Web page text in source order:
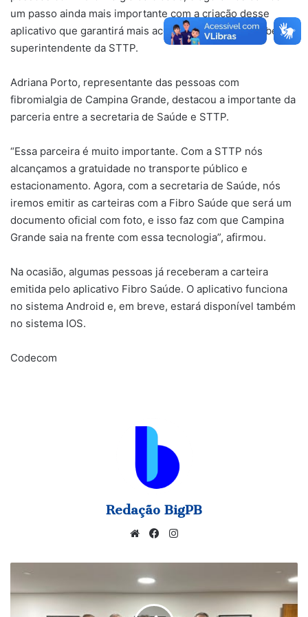
um passo ainda mais importante com a criação desse
aplicativo que garantirá mais acesso”, disse Victor Ribeiro,
superintendente da STTP.
Adriana Porto, representante das pessoas com
fibromialgia de Campina Grande, destacou a importante da
parceria entre a secretaria de Saúde e STTP.
“Essa parceira é muito importante. Com a STTP nós
alcançamos a gratuidade no transporte público e
estacionamento. Agora, com a secretaria de Saúde, nós
iremos emitir as carteiras com a Fibro Saúde que será um
documento oficial com foto, e isso faz com que Campina
Grande saia na frente com essa tecnologia”, afirmou.
Na ocasião, algumas pessoas já receberam a carteira
emitida pelo aplicativo Fibro Saúde. O aplicativo funciona
no sistema Android e, em breve, estará disponível também
no sistema IOS.
Codecom
Redação BigPB
WebsiteFacebook
debate